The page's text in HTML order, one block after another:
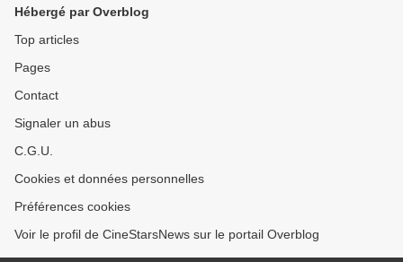
Hébergé par Overblog
Top articles
Pages
Contact
Signaler un abus
C.G.U.
Cookies et données personnelles
Préférences cookies
Voir le profil de CineStarsNews sur le portail Overblog